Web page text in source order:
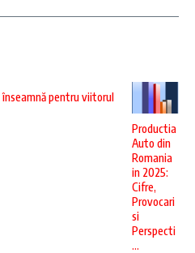
înseamnă pentru viitorul
Productia
Auto din
Romania
in 2025:
Cifre,
Provocari
si
Perspecti
...